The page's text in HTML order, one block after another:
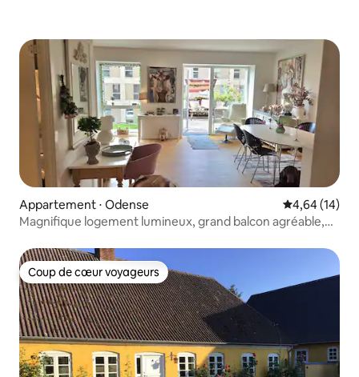
Appartement ⋅ Odense Évaluation
4,64 (14)
Magnifique logement lumineux, grand balcon agréable,
Coup de cœur voyageurs
Coup de cœur voyageurs